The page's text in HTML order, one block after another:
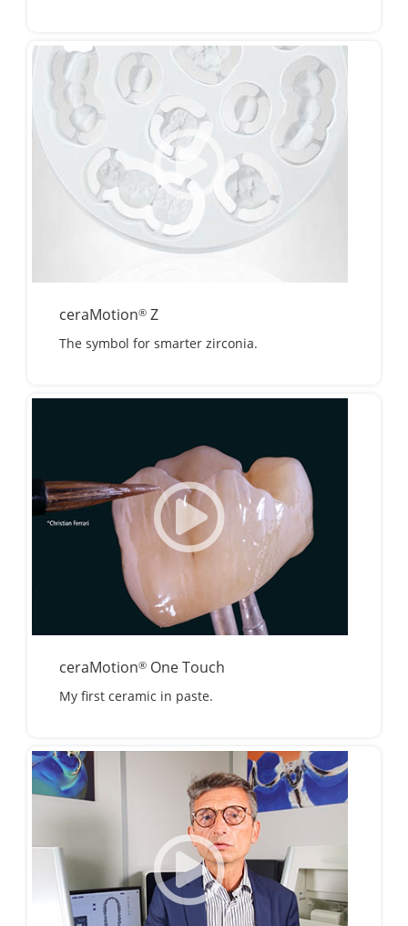
ceraMotion® Z
The symbol for smarter zirconia.
ceraMotion® One Touch
My first ceramic in paste.